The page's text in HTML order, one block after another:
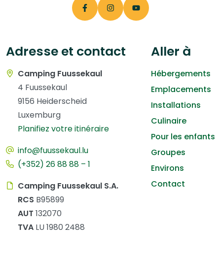
Adresse et contact
Camping Fuussekaul
4 Fuussekaul
9156 Heiderscheid
Luxemburg
Planifiez votre itinéraire
info@fuussekaul.lu
(+352) 26 88 88 – 1
Camping Fuussekaul S.A.
RCS B95899
AUT 132070
TVA LU 1980 2488
Aller à
Hébergements
Emplacements
Installations
Culinaire
Pour les enfants
Groupes
Environs
Contact